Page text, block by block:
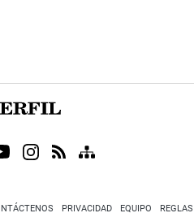
PRIVACIDAD EQUIPO